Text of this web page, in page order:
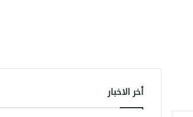
أخر الاخبار